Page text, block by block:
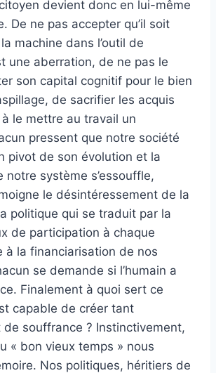
devient donc en lui-même
De ne pas accepter qu’il soit
machine dans l’outil de
une aberration, de ne pas le
son capital cognitif pour le bien
de sacrifier les acquis
le mettre au travail un
pressent que notre société
pivot de son évolution et la
notre système s’essouffle,
le désintéressement de la
politique qui se traduit par la
de participation à chaque
à la financiarisation de nos
se demande si l’humain a
Finalement à quoi sert ce
capable de créer tant
de souffrance ? Instinctivement,
« bon vieux temps » nous
Nos politiques, héritiers de